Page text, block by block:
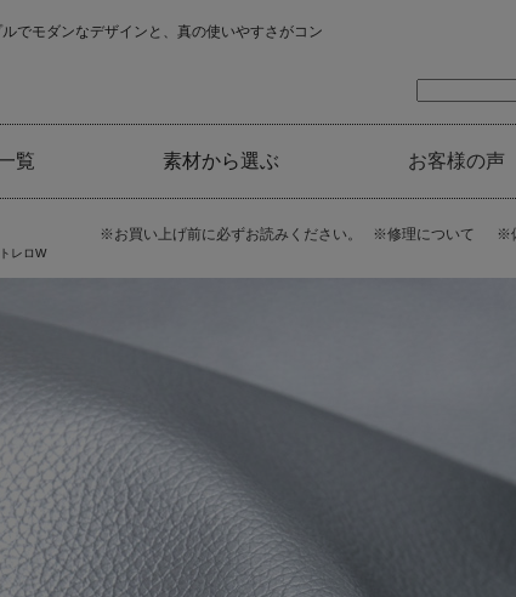
ルでモダンなデザインと、真の使いやすさがコン
覧 素材から選ぶ お客様の声
※お買い上げ前に必ずお読みください。 ※修理について ※
トレロW